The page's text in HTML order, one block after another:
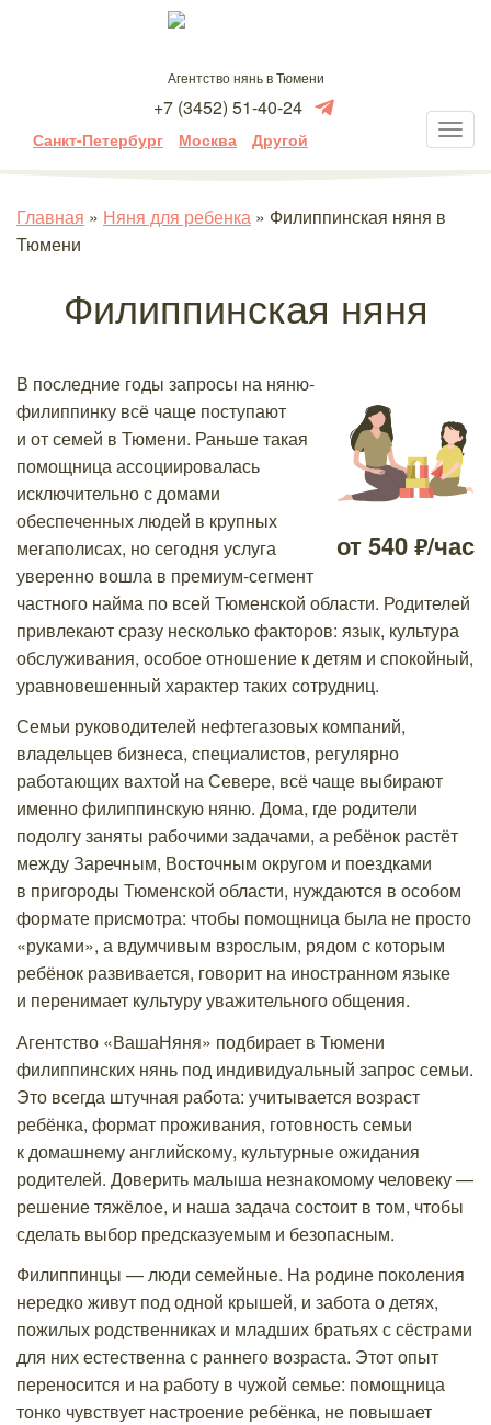
Агентство нянь в Тюмени
+7 (3452) 51-40-24
Санкт-Петербург Москва Другой
Главная » Няня для ребенка » Филиппинская няня в
Тюмени
Филиппинская няня
от540 р./час
В последние годы запросы на няню-
филиппинку всё чаще поступают
и от семей в Тюмени. Раньше такая
помощница ассоциировалась
исключительно с домами
обеспеченных людей в крупных
мегаполисах, но сегодня услуга
уверенно вошла в премиум-сегмент
частного найма по всей Тюменской области. Родителей
привлекают сразу несколько факторов: язык, культура
обслуживания, особое отношение к детям и спокойный,
уравновешенный характер таких сотрудниц.
Семьи руководителей нефтегазовых компаний,
владельцев бизнеса, специалистов, регулярно
работающих вахтой на Севере, всё чаще выбирают
именно филиппинскую няню. Дома, где родители
подолгу заняты рабочими задачами, а ребёнок растёт
между Заречным, Восточным округом и поездками
в пригороды Тюменской области, нуждаются в особом
формате присмотра: чтобы помощница была не просто
«руками», а вдумчивым взрослым, рядом с которым
ребёнок развивается, говорит на иностранном языке
и перенимает культуру уважительного общения.
Агентство «ВашаНяня» подбирает в Тюмени
филиппинских нянь под индивидуальный запрос семьи.
Это всегда штучная работа: учитывается возраст
ребёнка, формат проживания, готовность семьи
к домашнему английскому, культурные ожидания
родителей. Доверить малыша незнакомому человеку —
решение тяжёлое, и наша задача состоит в том, чтобы
сделать выбор предсказуемым и безопасным.
Филиппинцы — люди семейные. На родине поколения
нередко живут под одной крышей, и забота о детях,
пожилых родственниках и младших братьях с сёстрами
для них естественна с раннего возраста. Этот опыт
переносится и на работу в чужой семье: помощница
тонко чувствует настроение ребёнка, не повышает